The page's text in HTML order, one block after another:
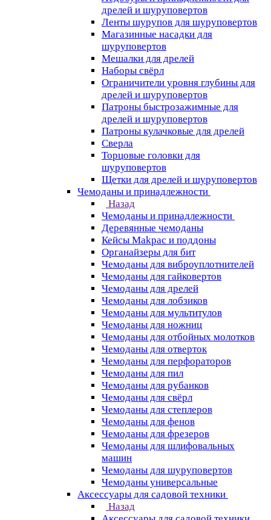
дрелей и шуруповертов
Ленты шурупов для шуруповертов
Магазинные насадки для
шуруповертов
Мешалки для дрелей
Наборы свёрл
Ограничители уровня глубины для
дрелей и шуруповертов
Патроны быстрозажимные для
дрелей и шуруповертов
Патроны кулачковые для дрелей
Сверла
Торцовые головки для
шуруповертов
Щетки для дрелей и шуруповертов
Чемоданы и принадлежности
Назад
Чемоданы и принадлежности
Деревянные чемоданы
Кейсы Makpac и поддоны
Органайзеры для бит
Чемоданы для виброуплотнителей
Чемоданы для гайковертов
Чемоданы для дрелей
Чемоданы для лобзиков
Чемоданы для мультитулов
Чемоданы для ножниц
Чемоданы для отбойных молотков
Чемоданы для отверток
Чемоданы для перфораторов
Чемоданы для пил
Чемоданы для рубанков
Чемоданы для свёрл
Чемоданы для степлеров
Чемоданы для фенов
Чемоданы для фрезеров
Чемоданы для шлифовальных
машин
Чемоданы для шуруповертов
Чемоданы универсальные
Аксессуары для садовой техники
Назад